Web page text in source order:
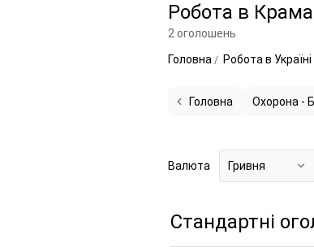
Робота в
2 оголошень
Головна
Робота в Україні
Головна Охорона -
Валюта Гривня
Стандартні